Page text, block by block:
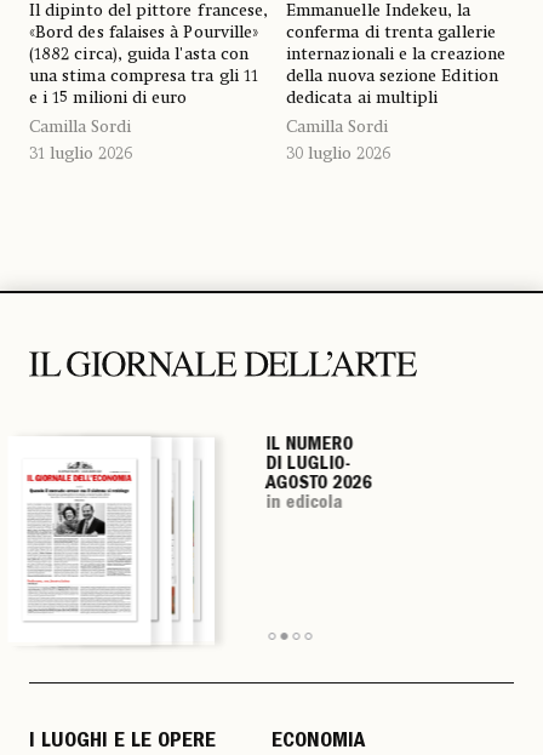
Il dipinto del pittore francese,
«Bord des falaises à Pourville»
(1882 circa), guida l'asta con
una stima compresa tra gli 11
e i 15 milioni di euro
Camilla Sordi
31 luglio 2026
Emmanuelle Indekeu, la
conferma di trenta gallerie
internazionali e la creazione
della nuova sezione Edition
dedicata ai multipli
Camilla Sordi
30 luglio 2026
IL NUMERO
DI LUGLIO-
AGOSTO 2026
in edicola
IL NUMERO
DI LUGLIO-
AGOSTO 2026
in edicola
IL NUMERO
DI LUGLIO-
AGOSTO 2026
in edicola
IL NUMERO
DI LUGLIO-
AGOSTO 2026
in edicola
I LUOGHI E LE OPERE ECONOMIA